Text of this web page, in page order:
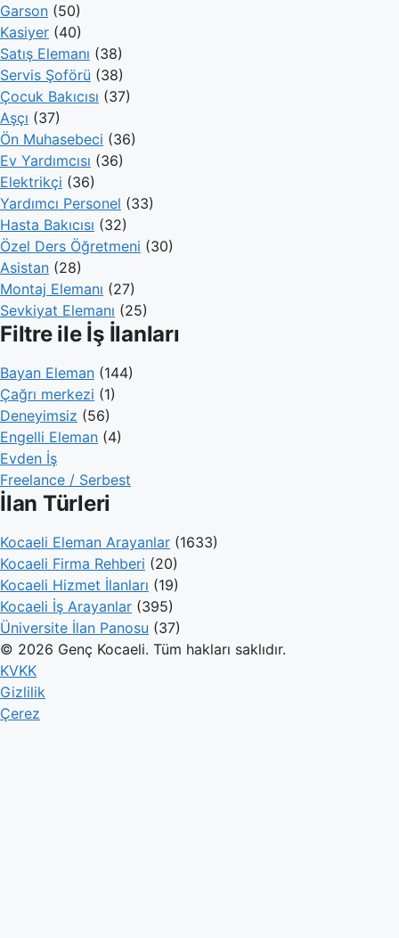
Garson (50)
Kasiyer (40)
Satış Elemanı (38)
Servis Şoförü (38)
Çocuk Bakıcısı (37)
Aşçı (37)
Ön Muhasebeci (36)
Ev Yardımcısı (36)
Elektrikçi (36)
Yardımcı Personel (33)
Hasta Bakıcısı (32)
Özel Ders Öğretmeni (30)
Asistan (28)
Montaj Elemanı (27)
Sevkiyat Elemanı (25)
Filtre ile İş İlanları
Bayan Eleman (144)
Çağrı merkezi (1)
Deneyimsiz (56)
Engelli Eleman (4)
Evden İş
Freelance / Serbest
İlan Türleri
Kocaeli Eleman Arayanlar (1633)
Kocaeli Firma Rehberi (20)
Kocaeli Hizmet İlanları (19)
Kocaeli İş Arayanlar (395)
Üniversite İlan Panosu (37)
© 2026 Genç Kocaeli. Tüm hakları saklıdır.
KVKK
Gizlilik
Çerez